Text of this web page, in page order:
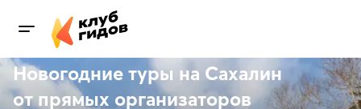
Новогодние туры на Сахалин
отпрямых организаторов